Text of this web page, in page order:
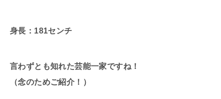
身長：181センチ
言わずとも知れた芸能一家ですね！
（念のためご紹介！）